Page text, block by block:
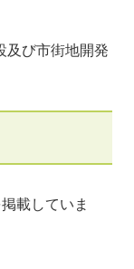
及び市街地開発
載していま